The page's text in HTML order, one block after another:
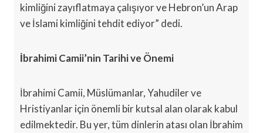
kimliğini zayıflatmaya çalışıyor ve Hebron’un Arap
ve İslami kimliğini tehdit ediyor” dedi.
İbrahimi Camii’nin Tarihi ve Önemi
İbrahimi Camii, Müslümanlar, Yahudiler ve
Hristiyanlar için önemli bir kutsal alan olarak kabul
edilmektedir. Bu yer, tüm dinlerin atası olan İbrahim